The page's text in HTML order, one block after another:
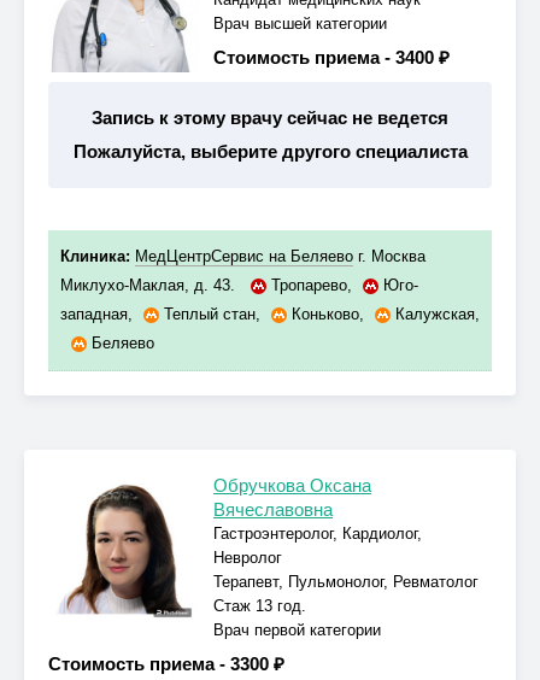
Врач высшей категории
Стоимость приема - 3400 ₽
Запись к этому врачу сейчас не ведется
Пожалуйста, выберите другого специалиста
Клиника: МедЦентрСервис на Беляево г. Москва
Миклухо-Маклая, д. 43.
Тропарево,
Юго-
западная, Теплый стан, Коньково, Калужская,
Беляево
Обручкова Оксана
Вячеславовна
Гастроэнтеролог, Кардиолог,
Невролог
Терапевт, Пульмонолог, Ревматолог
Стаж 13 год.
Врач первой категории
Стоимость приема - 3300 ₽